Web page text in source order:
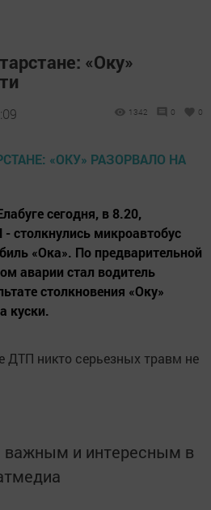
«Оку»
1342 0 0
сегодня, в 8.20,
столкнулись микроавтобус
«Ока». По предварительной
аварии стал водитель
столкновения «Оку»
куски.
ДТП никто серьезных травм не
и интересным в